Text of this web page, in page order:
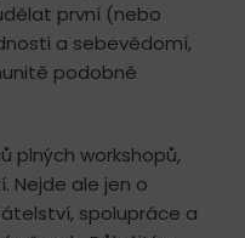
první (nebo
a sebevědomí,
podobně
plných workshopů,
Nejde ale jen o
spolupráce a